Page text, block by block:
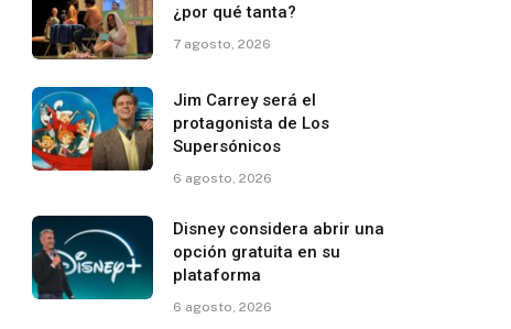
¿por qué tanta?
7 agosto, 2026
Jim Carrey será el
protagonista de Los
Supersónicos
6 agosto, 2026
Disney considera abrir una
opción gratuita en su
plataforma
6 agosto, 2026